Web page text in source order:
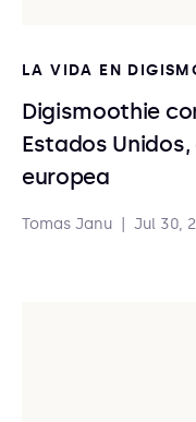
LA VIDA EN
Digismoothie
Estados
europea
Tomas Janu Jul 30,